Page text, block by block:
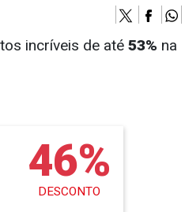
incríveis de até 53% na
46%
DESCONTO